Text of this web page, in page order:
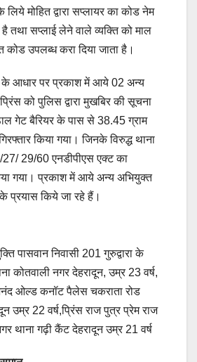
लिये मोहित द्वारा सप्लायर का कोड नेम
है तथा सप्लाई लेने वाले व्यक्ति को माल
कोड उपलब्ध करा दिया जाता है।
आधार पर प्रकाश में आये 02 अन्य
को पुलिस द्वारा मुखबिर की सूचना
गेट बैरियर के पास से 38.45 ग्राम
किया गया। जिनके विरुद्ध थाना
27/ 29/60 एनडीपीएस एक्ट का
गया। प्रकाश में आये अन्य अभियुक्त
के प्रयास किये जा रहे हैं।
पासवान निवासी 201 गुरुद्वारा के
कोतवाली नगर देहरादून, उम्र 23 वर्ष,
ओल्ड कनॉट पैलेस चकराता रोड
उम्र 22 वर्ष,प्रिंस राज पुत्र प्रेम राज
थाना गढ़ी कैंट देहरादून उम्र 21 वर्ष